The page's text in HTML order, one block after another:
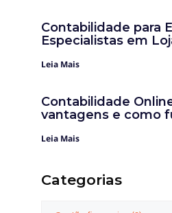
Contabilidade para
Especialistas em
Leia Mais
Contabilidade
vantagens e como
Leia Mais
Categorias